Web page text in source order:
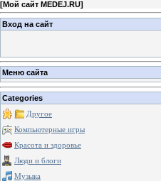
[Мой сайт MEDEJ.RU]
Вход на сайт
Меню сайта
Categories
Другое
Компьютерные игры
Красота и здоровье
Люди и блоги
Музыка